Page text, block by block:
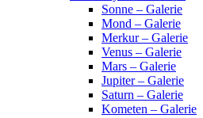
Sonne – Galerie
Mond – Galerie
Merkur – Galerie
Venus – Galerie
Mars – Galerie
Jupiter – Galerie
Saturn – Galerie
Kometen – Galerie